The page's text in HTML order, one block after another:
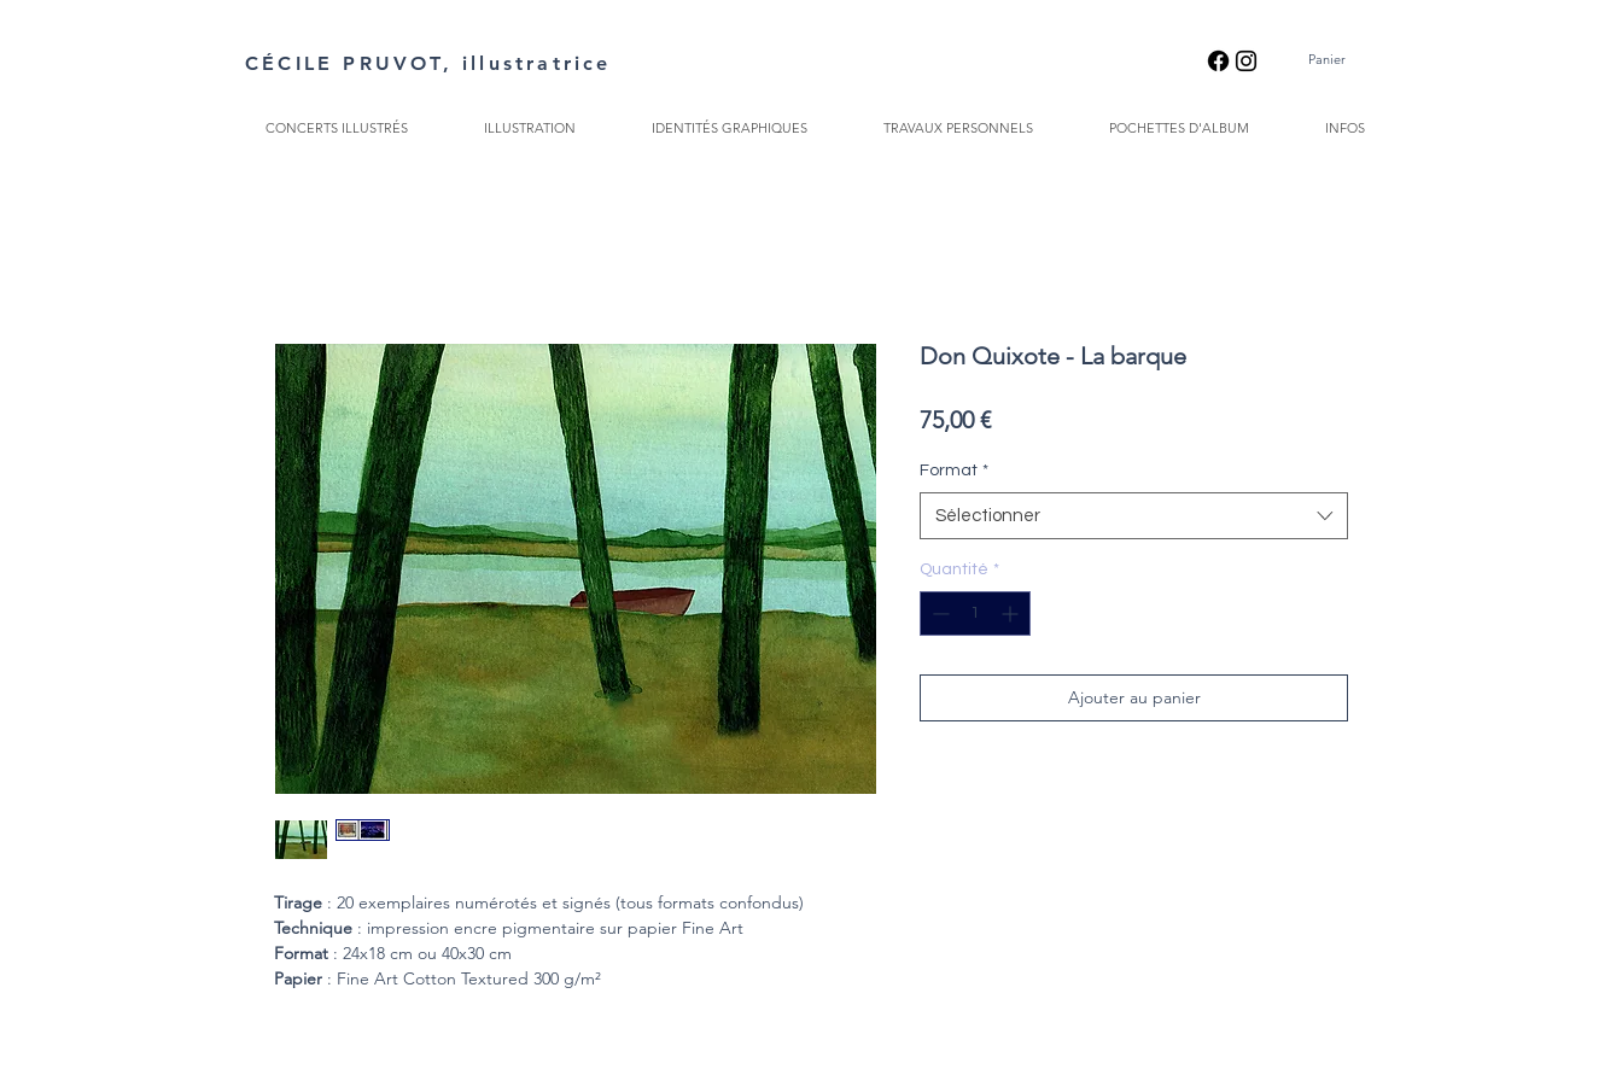
CÉCILE PRUVOT, illustratrice Panier
CONCERTS ILLUSTRÉS ILLUSTRATION IDENTITÉS GRAPHIQUES TRAVAUX PERSONNELS POCHETTES D'ALBUM INFOS
Tirage : 20 exemplaires numérotés et signés (tous formats confondus)
Technique : impression encre pigmentaire sur papier Fine Art
Format : 24x18 cm ou 40x30 cm
Papier : Fine Art Cotton Textured 300 g/m²
Don Quixote - La barque
75,00 €Prix
Format *
Sélectionner
Quantité *
Ajouter au panier